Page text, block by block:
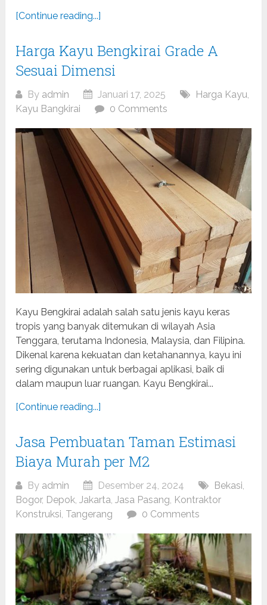
[Continue reading...]
Harga Kayu Bengkirai Grade A
Sesuai Dimensi
By admin Januari 17, 2025 Harga Kayu
Kayu Bangkirai
0 Comments
Kayu Bengkirai adalah salah satu jenis kayu keras
tropis yang banyak ditemukan di wilayah Asia
Tenggara, terutama Indonesia, Malaysia, dan Filipina.
Dikenal karena kekuatan dan ketahanannya, kayu ini
sering digunakan untuk berbagai aplikasi, baik di
dalam maupun luar ruangan. Kayu Bengkirai...
[Continue reading...]
Jasa Pembuatan Taman Estimasi
Biaya Murah per M2
By admin Desember 24, 2024 Bekasi
Bogor, Depok ,Jakarta ,Jasa Pasang Kontraktor
Konstruksi Tangerang 0 Comments